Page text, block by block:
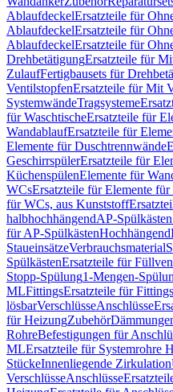
AblaufdeckelErsatzteile für
AblaufdeckelErsatzteile für
AblaufdeckelErsatzteile für
DrehbetätigungErsatzteile für
ZulaufFertigbausets für
VentilstopfenErsatzteile für Mit
SystemwändeTragsysteme
für WaschtischeErsatzteile für
WandablaufErsatzteile für
Elemente für Duschtrennwände
GeschirrspülerErsatzteile für
KüchenspülenElemente für
WCsErsatzteile für Elemente
für WCs, aus Kunststoff
halbhochhängendAP-
für AP-SpülkästenHochhängend
StaueinsätzeVerbrauchsmaterial
SpülkästenErsatzteile für
Stopp-Spülung1-Mengen-
MLFittingsErsatzteile für Fittings
lösbarVerschlüsseAnschlüsse
für HeizungZubehör
RohreBefestigungen für
MLErsatzteile für Systemrohre
StückeInnenliegende Zirkulation
VerschlüsseAnschlüsse